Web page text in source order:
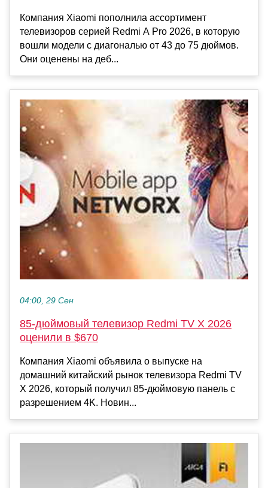
Компания Xiaomi пополнила ассортимент
телевизоров серией Redmi A Pro 2026, в которую
вошли модели с диагональю от 43 до 75 дюймов.
Они оценены на деб...
04:00, 29 Сен
85-дюймовый телевизор Redmi TV X 2026
оценили в $670
Компания Xiaomi объявила о выпуске на
домашний китайский рынок телевизора Redmi TV
X 2026, который получил 85-дюймовую панель с
разрешением 4K. Новин...